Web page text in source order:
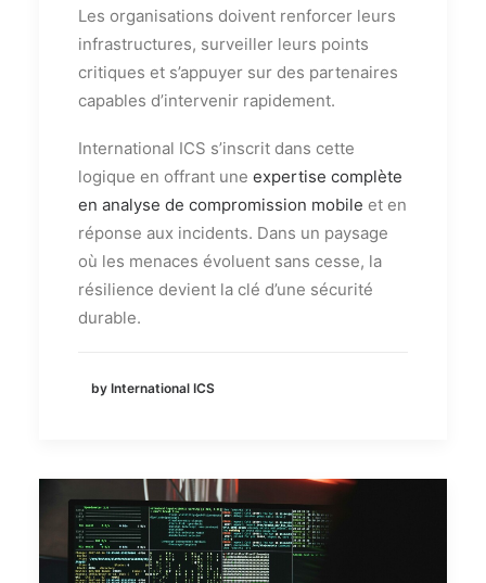
Les organisations doivent renforcer leurs
infrastructures, surveiller leurs points
critiques et s’appuyer sur des partenaires
capables d’intervenir rapidement.
International ICS s’inscrit dans cette
logique en offrant une expertise complète
en analyse de compromission mobile et en
réponse aux incidents. Dans un paysage
où les menaces évoluent sans cesse, la
résilience devient la clé d’une sécurité
durable.
by International ICS